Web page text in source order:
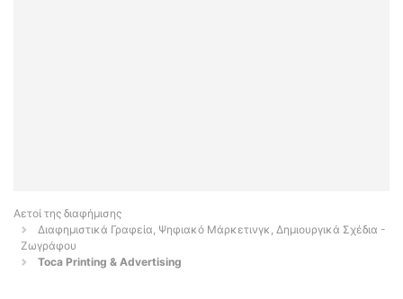
Αετοί της διαφήμισης
Διαφημιστικά Γραφεία, Ψηφιακό Μάρκετινγκ, Δημιουργικά Σχέδια -
Ζωγράφου
Toca Printing & Advertising